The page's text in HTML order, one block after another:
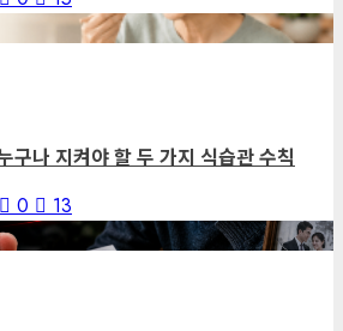
나 지켜야 할 두 가지 식습관 수칙
0
13